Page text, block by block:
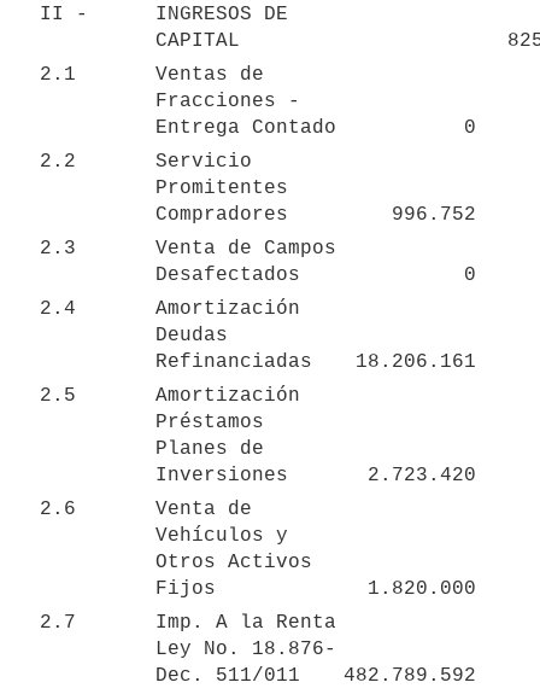
II -
INGRESOS DE
CAPITAL
2.1
Ventas de
Fracciones -
Entrega Contado
0
2.2
Servicio
Promitentes
Compradores
996.752
2.3
Venta de Campos
Desafectados
0
2.4
Amortización
Deudas
Refinanciadas
18.206.161
2.5
Amortización
Préstamos
Planes de
Inversiones
2.723.420
2.6
Venta de
Vehículos y
Otros Activos
Fijos
1.820.000
2.7
Imp. A la Renta
Ley No. 18.876-
Dec. 511/011
482.789.592